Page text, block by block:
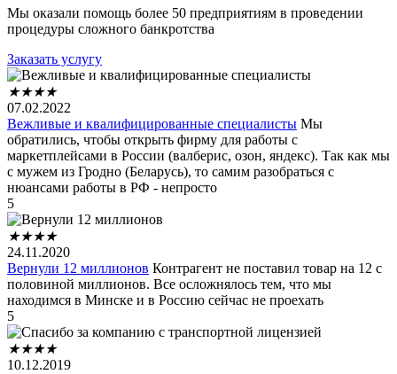
Мы оказали помощь более 50 предприятиям в проведении
процедуры сложного банкротства
Заказать услугу
★★★★
07.02.2022
Вежливые и квалифицированные специалисты Мы
обратились, чтобы открыть фирму для работы с
маркетплейсами в России (валберис, озон, яндекс). Так как мы
с мужем из Гродно (Беларусь), то самим разобраться с
нюансами работы в РФ - непросто
5
★★★★
24.11.2020
Вернули 12 миллионов Контрагент не поставил товар на 12 с
половиной миллионов. Все осложнялось тем, что мы
находимся в Минске и в Россию сейчас не проехать
5
★★★★
10.12.2019